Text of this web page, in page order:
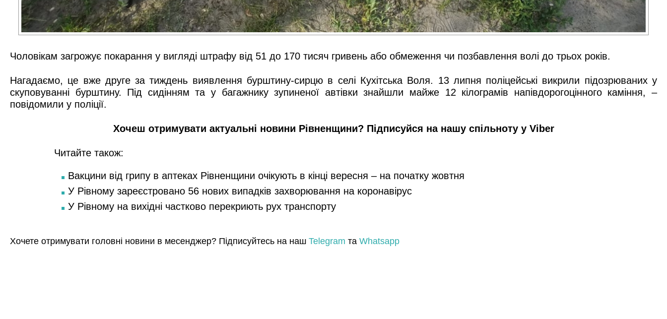
Чоловікам загрожує покарання у вигляді штрафу від 51 до 170 тисяч гривень або обмеження чи позбавлення волі до трьох років.
Нагадаємо, це вже друге за тиждень виявлення бурштину-сирцю в селі Кухітська Воля. 13 липня поліцейські викрили підозрюваних у
скуповуванні бурштину. Під сидінням та у багажнику зупиненої автівки знайшли майже 12 кілограмів напівдорогоцінного каміння, –
повідомили у поліції.
Хочеш отримувати актуальні новини Рівненщини? Підписуйся на нашу спільноту у Viber
Читайте також:
Вакцини від грипу в аптеках Рівненщини очікують в кінці вересня – на початку жовтня
У Рівному зареєстровано 56 нових випадків захворювання на коронавірус
У Рівному на вихідні частково перекриють рух транспорту
Хочете отримувати головні новини в месенджер? Підписуйтесь на наш Telegram та Whatsapp